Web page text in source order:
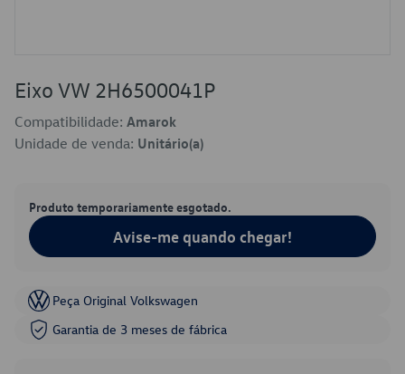
Eixo VW 2H6500041P
Compatibilidade: Amarok
Unidade de venda: Unitário(a)
Produto temporariamente esgotado.
Avise-me quando chegar!
Peça Original Volkswagen
Garantia de 3 meses de fábrica